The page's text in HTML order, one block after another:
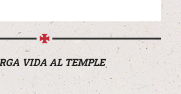
VIDA AL TEMPLE